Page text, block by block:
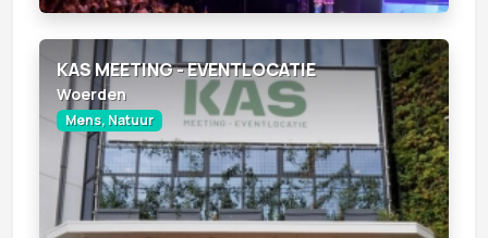
KAS MEETING - EVENTLOCATIE
Woerden
Mens, Natuur